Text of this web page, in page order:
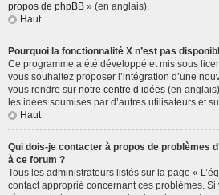
propos de phpBB » (en anglais).
Haut
Pourquoi la fonctionnalité X n’est pas
Ce programme a été développé et mis sous
vous souhaitez proposer l’intégration d’une
vous rendre sur notre centre d’idées (en
les idées soumises par d’autres utilisateurs et
Haut
Qui dois-je contacter à propos de problèmes
à ce forum ?
Tous les administrateurs listés sur la page «
contact approprié concernant ces problèmes. Si